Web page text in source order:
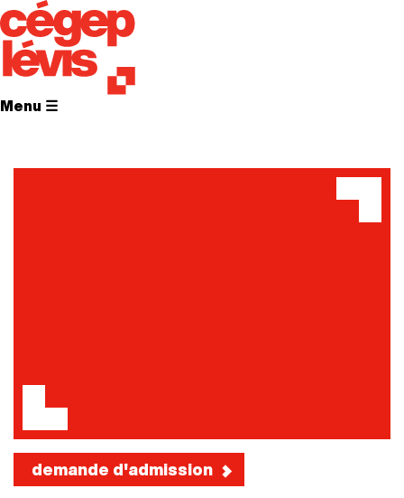
Menu ☰
demande d'admission